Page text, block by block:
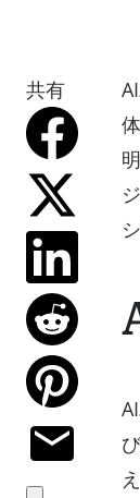
共有